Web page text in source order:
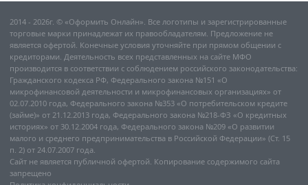
2014 - 2026г. © «Оформить Онлайн». Все логотипы и зарегистрированные
торговые марки принадлежат их правообладателям. Предложение не
является офертой. Конечные условия уточняйте при прямом общении с
кредиторами. Деятельность всех представленных на сайте МФО
производится в соответствии с соблюдением российского законодательства:
Гражданского кодекса РФ, Федерального закона №151 «О
микрофинансовой деятельности и микрофинансовых организациях» от
02.07.2010 года, Федерального закона №353 «О потребительском кредите
(займе)» от 21.12.2013 года, Федерального закона №218-ФЗ «О кредитных
историях» от 30.12.2004 года, Федерального закона №209 «О развитии
малого и среднего предпринимательства в Российской Федерации» (Ст. 15
п. 2) от 24.07.2007 года.
Сайт не является публичной офертой. Копирование содержимого сайта
запрещено